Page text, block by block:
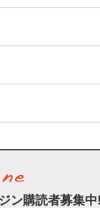
ン購読者募集